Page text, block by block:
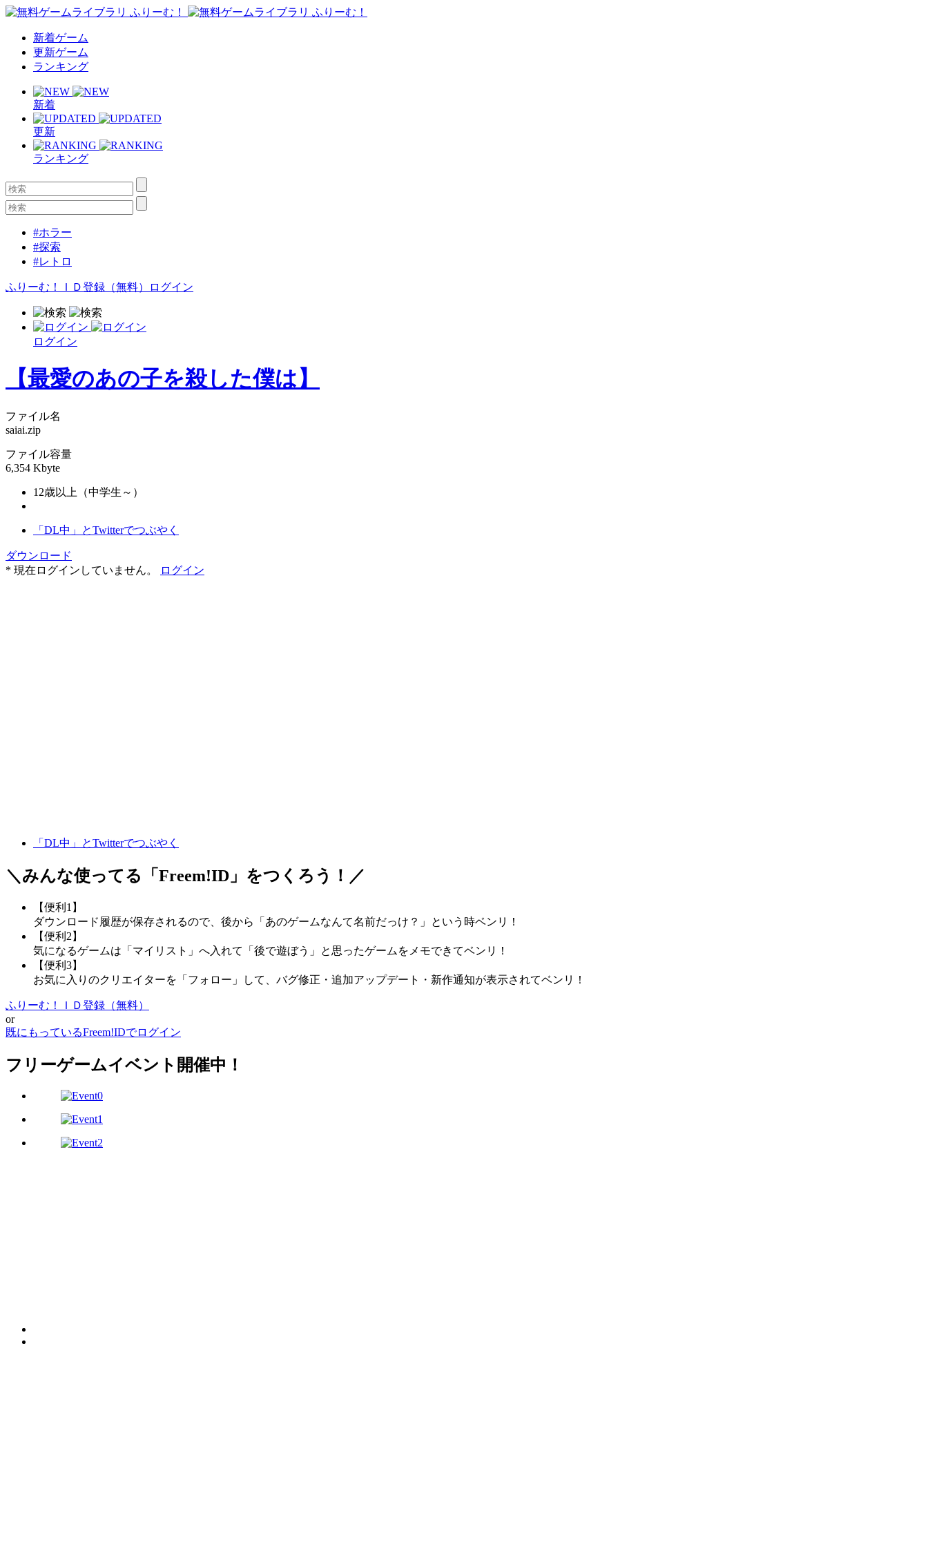
新着ゲーム
更新ゲーム
ランキング
新着
更新
ランキング
#ホラー
#探索
#レトロ
ふりーむ！ＩＤ登録（無料） ログイン
ログイン
【最愛のあの子を殺した僕は】
ファイル名
saiai.zip
ファイル容量
6,354 Kbyte
12歳以上（中学生～）
「DL中」とTwitterでつぶやく
ダウンロード
* 現在ログインしていません。
ログイン
「DL中」とTwitterでつぶやく
＼みんな使ってる「 Freem!ID 」をつくろう！／
【便利1】
ダウンロード履歴が保存されるので、後から「あのゲームなんて名前だっけ？」という時ベンリ！
【便利2】
気になるゲームは「マイリスト」へ入れて「後で遊ぼう」と思ったゲームをメモできてベンリ！
【便利3】
お気に入りのクリエイターを「フォロー」して、バグ修正・追加アップデート・新作通知が表示されてベンリ！
ふりーむ！ＩＤ登録（無料）
or
既にもっているFreem!IDでログイン
フリーゲームイベント開催中！